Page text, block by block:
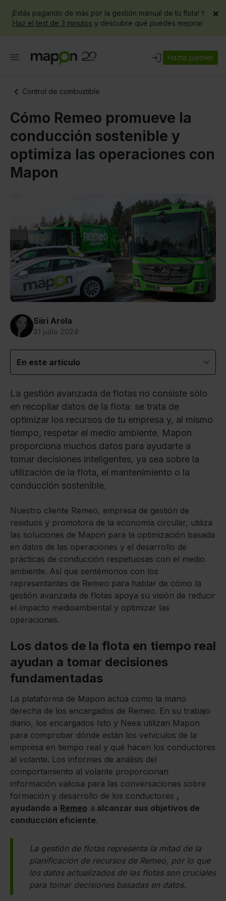
¡Estás pagando de más por la gestión manual de tu flota! ‼️
Haz el test de 3 minutos y descubre qué puedes mejorar.
×
Hazte partner
Control de combustible
Cómo Remeo promueve la
conducción sostenible y
optimiza las operaciones con
Mapon
Siiri Arola
31 julio 2024
En este artículo
La gestión avanzada de flotas no consiste sólo
en recopilar datos de la flota: se trata de
optimizar los recursos de tu empresa y, al mismo
tiempo, respetar el medio ambiente. Mapon
proporciona muchos datos para ayudarte a
tomar decisiones inteligentes, ya sea sobre la
utilización de la flota, el mantenimiento o la
conducción sostenible.
Nuestro cliente Remeo, empresa de gestión de
residuos y promotora de la economía circular, utiliza
las soluciones de Mapon para la optimización basada
en datos de las operaciones y el desarrollo de
prácticas de conducción respetuosas con el medio
ambiente. Así que sentémonos con los
representantes de Remeo para hablar de cómo la
gestión avanzada de flotas apoya su visión de reducir
el impacto medioambiental y optimizar las
operaciones.
Los datos de la flota en tiempo real
ayudan a tomar decisiones
fundamentadas
La plataforma de Mapon actúa como la mano
derecha de los encargados de Remeo. En su trabajo
diario, los encargados Isto y Neea utilizan Mapon
para comprobar dónde están los vehículos de la
empresa en tiempo real y qué hacen los conductores
al volante. Los informes de análisis del
comportamiento al volante proporcionan
información valiosa para las conversaciones sobre
formación y desarrollo de los conductores ,
ayudando a Remeo a alcanzar sus objetivos de
conducción eficiente.
La gestión de flotas representa la mitad de la
planificación de recursos de Remeo, por lo que
los datos actualizados de las flotas son cruciales
para tomar decisiones basadas en datos.